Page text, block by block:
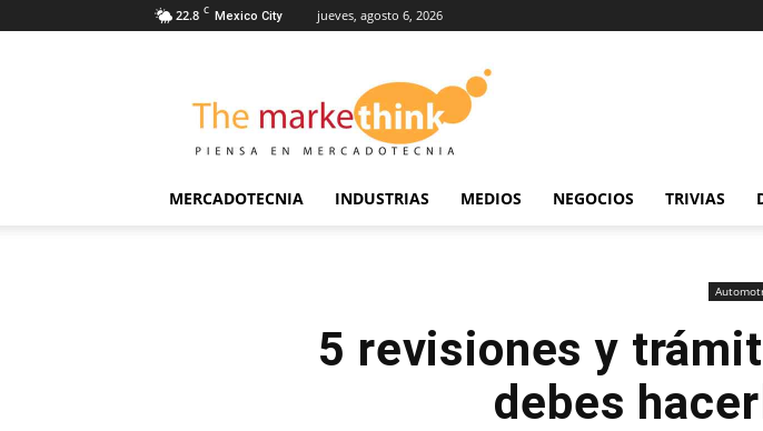
22.8 C Mexico City jueves, agosto 6, 2026
Markethink
MERCADOTECNIA INDUSTRIAS MEDIOS NEGOCIOS TRIVIAS
5 revisiones y
debes